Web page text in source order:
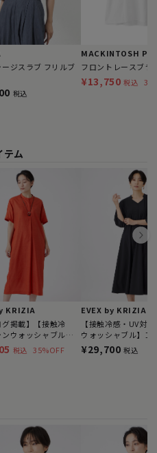
ージスラブ フリルブ
税込
フロントレースブラ
¥13,750 税込
テム
KRIZIA
グ掲載】【接触冷
ウォッシャブル】
ストレッチワンピ
税込 35%OFF
EVEX by KRIZIA
【接触冷感・UV対
ウォッシャブル】コ
フレアワンピース
¥29,700 税込